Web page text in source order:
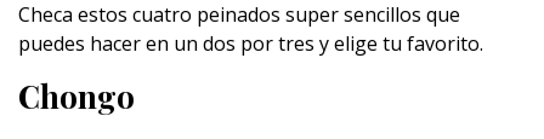
Checa estos cuatro peinados super sencillos que
puedes hacer en un dos por tres y elige tu favorito.
Chongo